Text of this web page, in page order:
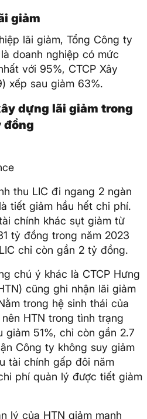
giảm
lãi giảm, Tổng Công ty
doanh nghiệp có mức
với 95%, CTCP Xây
xếp sau giảm 63%.
dựng lãi giảm trong
đồng
thu LIC đi ngang 2 ngàn
tiết giảm hầu hết chi phí.
chính khác sụt giảm từ
tỷ đồng trong năm 2023
chỉ còn gần 2 tỷ đồng.
chú ý khác là CTCP Hưng
cũng ghi nhận lãi giảm
trong hệ sinh thái của
HTN trong tình trạng
giảm 51%, chỉ còn gần 2.7
Công ty không suy giảm
tài chính gấp đôi năm
phí quản lý được tiết giảm
lý của HTN giảm mạnh